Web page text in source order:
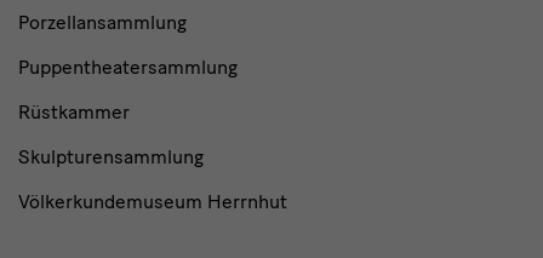
Porzellansammlung
Puppentheatersammlung
Rüstkammer
Skulpturensammlung
Völkerkundemuseum Herrnhut